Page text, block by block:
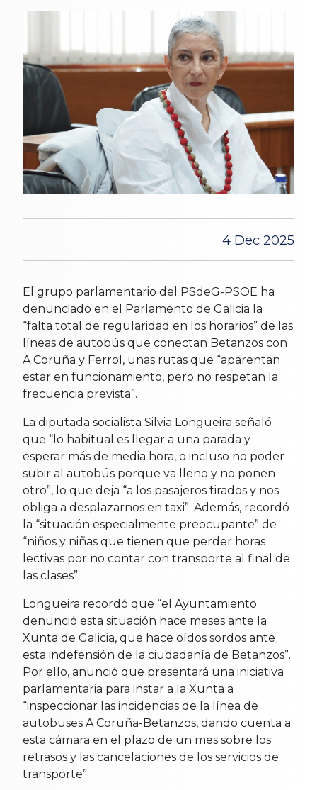
4 Dec 2025
El grupo parlamentario del PSdeG-PSOE ha
denunciado en el Parlamento de Galicia la
“falta total de regularidad en los horarios” de las
líneas de autobús que conectan Betanzos con
A Coruña y Ferrol, unas rutas que “aparentan
estar en funcionamiento, pero no respetan la
frecuencia prevista”.
La diputada socialista Silvia Longueira señaló
que “lo habitual es llegar a una parada y
esperar más de media hora, o incluso no poder
subir al autobús porque va lleno y no ponen
otro”, lo que deja “a los pasajeros tirados y nos
obliga a desplazarnos en taxi”. Además, recordó
la “situación especialmente preocupante” de
“niños y niñas que tienen que perder horas
lectivas por no contar con transporte al final de
las clases”.
Longueira recordó que “el Ayuntamiento
denunció esta situación hace meses ante la
Xunta de Galicia, que hace oídos sordos ante
esta indefensión de la ciudadanía de Betanzos”.
Por ello, anunció que presentará una iniciativa
parlamentaria para instar a la Xunta a
“inspeccionar las incidencias de la línea de
autobuses A Coruña-Betanzos, dando cuenta a
esta cámara en el plazo de un mes sobre los
retrasos y las cancelaciones de los servicios de
transporte”.